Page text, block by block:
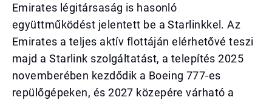
Emirates légitársaság is hasonló
együttműködést jelentett be a Starlinkkel. Az
Emirates a teljes aktív flottáján elérhetővé teszi
majd a Starlink szolgáltatást, a telepítés 2025
novemberében kezdődik a Boeing 777-es
repülőgépeken, és 2027 közepére várható a